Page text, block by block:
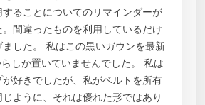
することについてのリマインダーが
間違ったものを利用しているだけ
した。 私はこの黒いガウンを最新
しか置いていませんでした。 私は
好きでしたが、私がベルトを所有
じように、それは優れた形ではあり